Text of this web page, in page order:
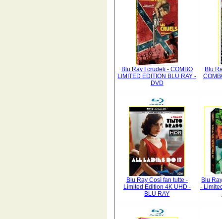
Blu Ray I crudeli - COMBO
LIMITED EDITION BLU RAY -
DVD
Blu
Blu Ray Così fan tutte -
Limited Edition 4K UHD -
BLU RAY
Blu
-